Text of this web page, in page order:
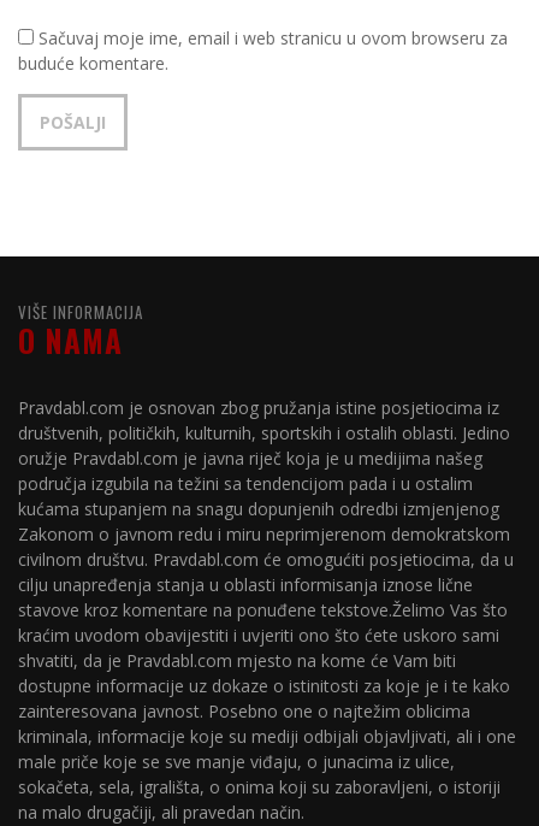
Sačuvaj moje ime, email i web stranicu u ovom browseru za
buduće komentare.
VIŠE INFORMACIJA
O NAMA
Pravdabl.com je osnovan zbog pružanja istine posjetiocima iz
društvenih, političkih, kulturnih, sportskih i ostalih oblasti. Jedino
oružje Pravdabl.com je javna riječ koja je u medijima našeg
područja izgubila na težini sa tendencijom pada i u ostalim
kućama stupanjem na snagu dopunjenih odredbi izmjenjenog
Zakonom o javnom redu i miru neprimjerenom demokratskom
civilnom društvu. Pravdabl.com će omogućiti posjetiocima, da u
cilju unapređenja stanja u oblasti informisanja iznose lične
stavove kroz komentare na ponuđene tekstove.Želimo Vas što
kraćim uvodom obavijestiti i uvjeriti ono što ćete uskoro sami
shvatiti, da je Pravdabl.com mjesto na kome će Vam biti
dostupne informacije uz dokaze o istinitosti za koje je i te kako
zainteresovana javnost. Posebno one o najtežim oblicima
kriminala, informacije koje su mediji odbijali objavljivati, ali i one
male priče koje se sve manje viđaju, o junacima iz ulice,
sokačeta, sela, igrališta, o onima koji su zaboravljeni, o istoriji
na malo drugačiji, ali pravedan način.